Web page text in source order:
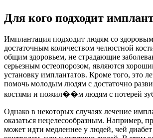
Для кого подходит
Имплантация подходит людям со
достаточным количеством челюстной
общим здоровьем, не страдающие
серьезным остеопорозом, являются
установку имплантатов. Кроме того, это
помочь молодым людям с достаточно
костями и пожил��м людям с потерей
Однако в некоторых случаях лечение
оказаться нецелесообразным. Например,
может идти медленнее у людей, чей